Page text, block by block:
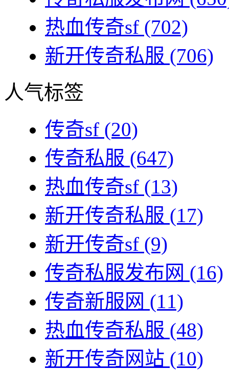
热血传奇sf (702)
新开传奇私服 (706)
人气标签
传奇sf (20)
传奇私服 (647)
热血传奇sf (13)
新开传奇私服 (17)
新开传奇sf (9)
传奇私服发布网 (16)
传奇新服网 (11)
热血传奇私服 (48)
新开传奇网站 (10)